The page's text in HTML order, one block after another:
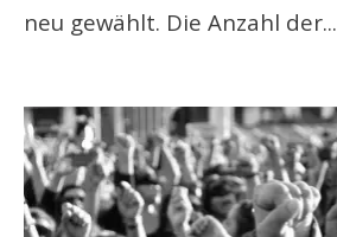
neu gewählt. Die Anzahl der...